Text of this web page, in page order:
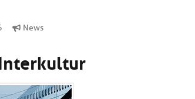
News